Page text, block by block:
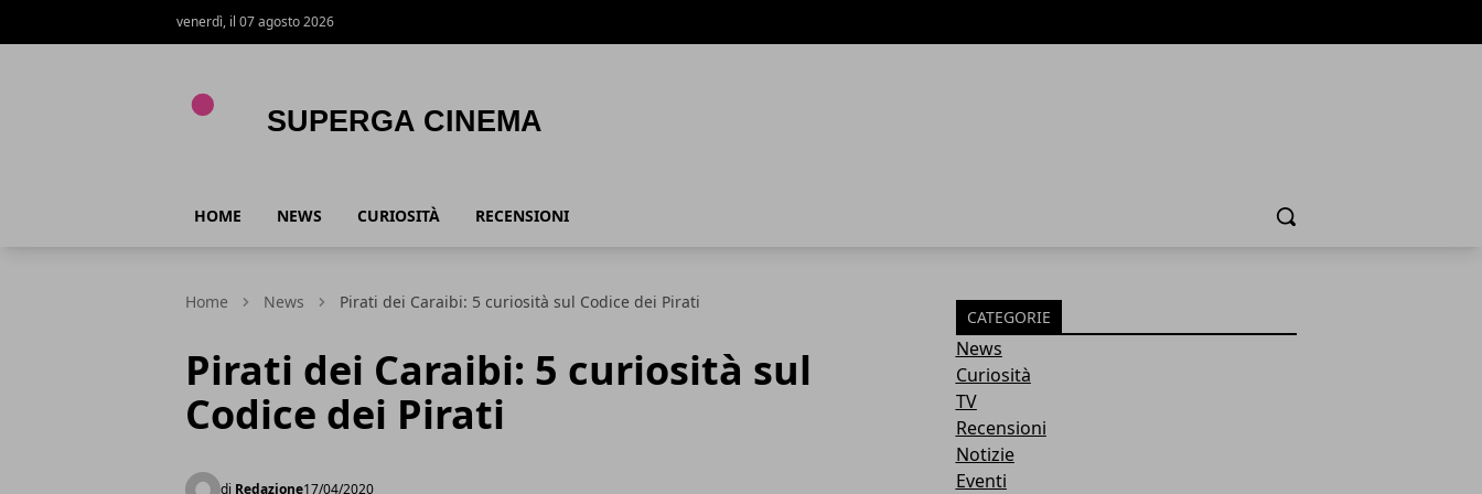
venerdì, il 07 agosto 2026
HOME NEWS CURIOSITÀ RECENSIONI Cerca
Home News Pirati dei Caraibi: 5 curiosità sul Codice dei Pirati
Pirati dei Caraibi: 5 curiosità sul
Codice dei Pirati
di Redazione17/04/2020
CATEGORIE
News
Curiosità
TV
Recensioni
Notizie
Eventi